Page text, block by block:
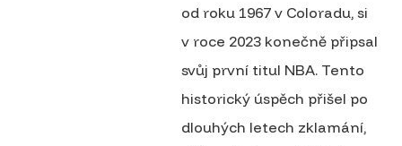
od roku 1967 v Coloradu, si
v roce 2023 konečně připsal
svůj první titul NBA. Tento
historický úspěch přišel po
dlouhých letech zklamání,